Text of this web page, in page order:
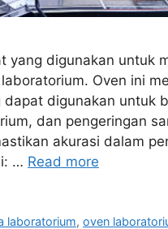
yang digunakan untuk
Oven ini
digunakan untuk
dan pengeringan
akurasi dalam
… Read more
laboratorium,oven